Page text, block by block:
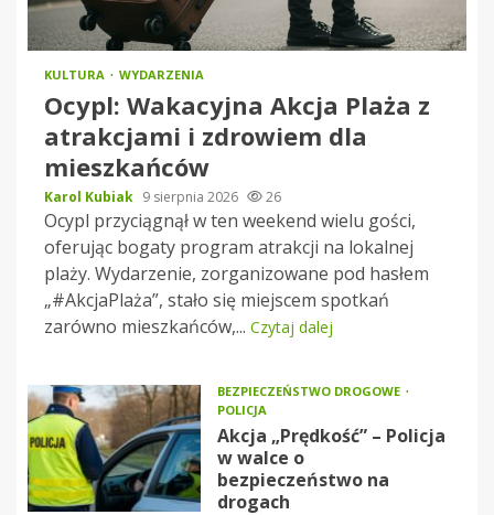
KULTURA WYDARZENIA
Ocypl: Wakacyjna Akcja Plaża z
atrakcjami i zdrowiem dla
mieszkańców
Karol Kubiak 9 sierpnia 2026 26
Ocypl przyciągnął w ten weekend wielu gości,
oferując bogaty program atrakcji na lokalnej
plaży. Wydarzenie, zorganizowane pod hasłem
„#AkcjaPlaża”, stało się miejscem spotkań
zarówno mieszkańców,... Czytaj dalej
BEZPIECZEŃSTWO DROGOWE
POLICJA
Akcja „Prędkość” – Policja
w walce o
bezpieczeństwo na
drogach